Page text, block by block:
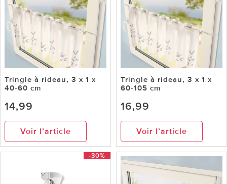
Tringle à rideau, 3 x 1 x
40-60 cm
14,99
Voir l’article
Tringle à rideau, 3 x 1 x
60-105 cm
16,99
Voir l’article
-30%